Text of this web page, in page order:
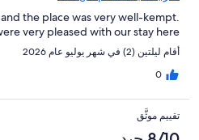
the place was very well-kempt.
very pleased with our stay here.
أقام ليلتين (2) في شهر يوليو عام 2026
0
تقييم موثَّق